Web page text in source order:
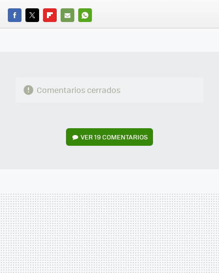
FACEBOOK
TWITTERFLIPBOARD
E-
WHATSAPP
Comentarios cerrados
VER19 COMENTARIOS